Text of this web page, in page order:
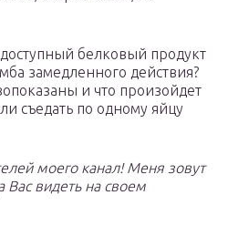
белковый продукт
замедленного действия?
и что произойдет
съедать по одному яйцу
моего канал! Меня зовут
Вас видеть на своем